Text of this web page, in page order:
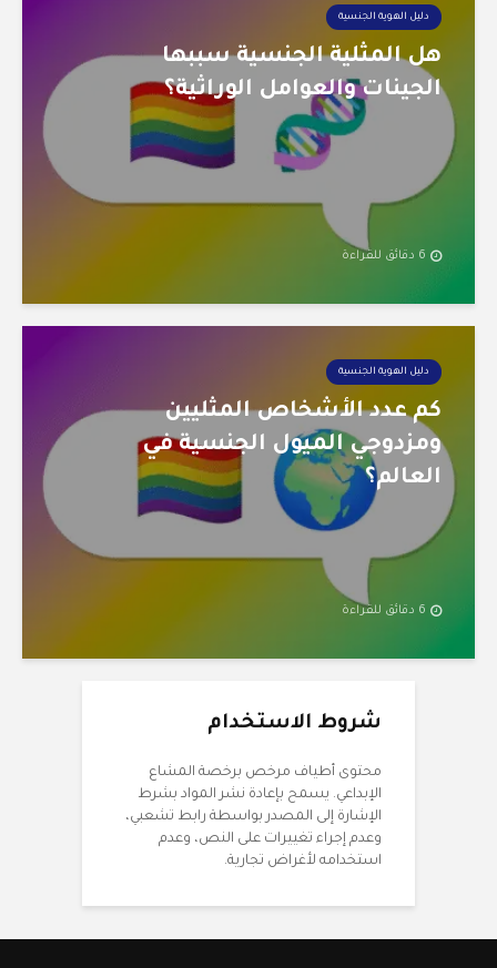
دليل الهوية الجنسية
هل المثلية الجنسية سببها
الجينات والعوامل الوراثية؟
6 دقائق للقراءة
دليل الهوية الجنسية
كم عدد الأشخاص المثليين
ومزدوجي الميول الجنسية في
العالم؟
6 دقائق للقراءة
شروط الاستخدام
محتوى أطياف مرخص برخصة المشاع
الإبداعي. يسمح بإعادة نشر المواد بشرط
الإشارة إلى المصدر بواسطة رابط تشعبي،
وعدم إجراء تغييرات على النص، وعدم
استخدامه لأغراض تجارية.